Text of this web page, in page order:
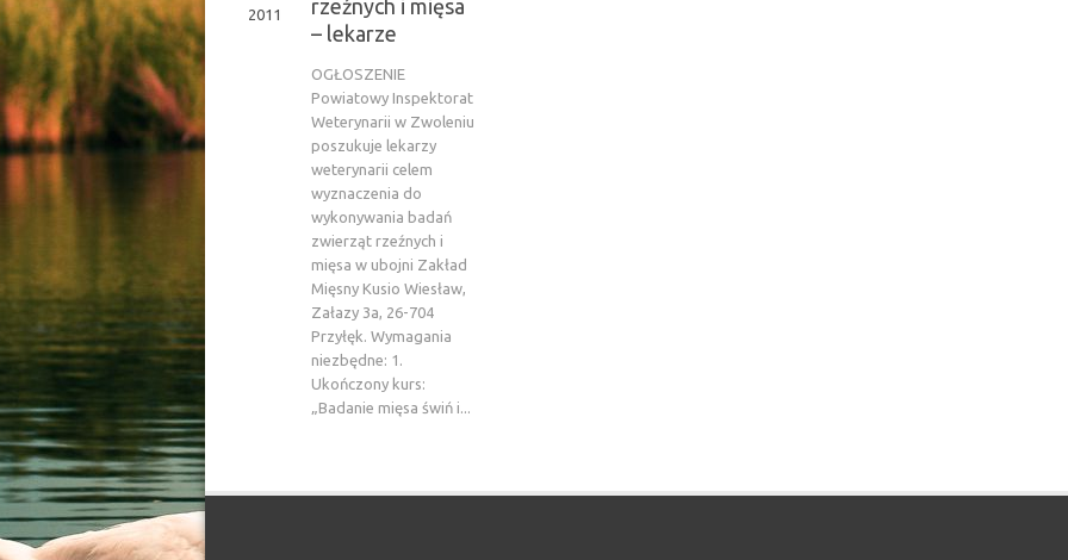
2011
rzeźnych i mięsa
– lekarze
OGŁOSZENIE
Powiatowy Inspektorat
Weterynarii w Zwoleniu
poszukuje lekarzy
weterynarii celem
wyznaczenia do
wykonywania badań
zwierząt rzeźnych i
mięsa w ubojni Zakład
Mięsny Kusio Wiesław,
Załazy 3a, 26-704
Przyłęk. Wymagania
niezbędne: 1.
Ukończony kurs:
„Badanie mięsa świń i...